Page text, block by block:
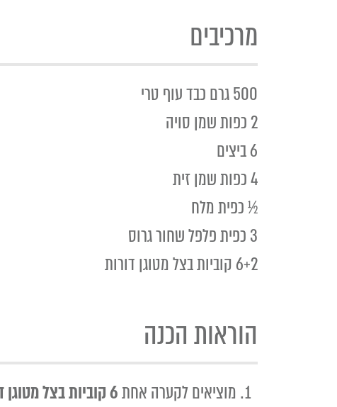
מרכיבים
500 גרם כבד עוף טרי
2 כפות שמן סויה
6 ביצים
4 כפות שמן זית
½ כפית מלח
3 כפית פלפל שחור גרוס
6+2 קוביות בצל מטוגן דורות
הוראות הכנה
מוציאים לקערה אחת6 קוביות בצל מטוגן דורות.